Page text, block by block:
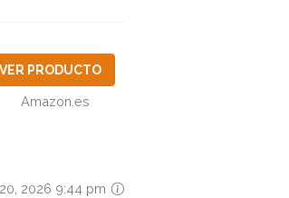
VER PRODUCTO
Amazon.es
2026 9:44 pm